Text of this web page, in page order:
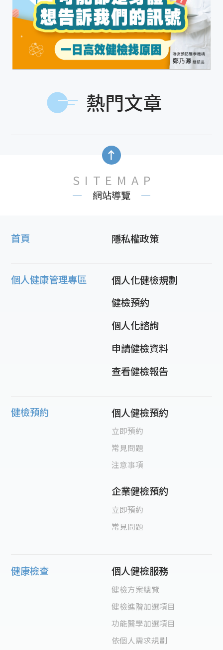
熱門文章
SITEMAP
網站導覽
首頁 隱私權政策
個人健康管理專區
個人化健檢規劃
健檢預約
個人化諮詢
申請健檢資料
查看健檢報告
健檢預約 個人健檢預約
立即預約
常見問題
注意事項
企業健檢預約
立即預約
常見問題
健康檢查 個人健檢服務
健檢方案總覽
健檢進階加選項目
功能醫學加選項目
依個人需求規劃